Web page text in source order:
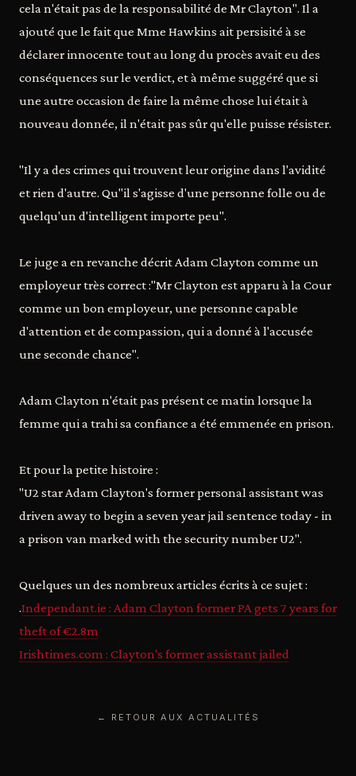
cela n'était pas de la responsabilité de Mr Clayton". Il a
ajouté que le fait que Mme Hawkins ait persisité à se
déclarer innocente tout au long du procès avait eu des
conséquences sur le verdict, et à même suggéré que si
une autre occasion de faire la même chose lui était à
nouveau donnée, il n'était pas sûr qu'elle puisse résister.
"Il y a des crimes qui trouvent leur origine dans l'avidité
et rien d'autre. Qu"il s'agisse d'une personne folle ou de
quelqu'un d'intelligent importe peu".
Le juge a en revanche décrit Adam Clayton comme un
employeur très correct :"Mr Clayton est apparu à la Cour
comme un bon employeur, une personne capable
d'attention et de compassion, qui a donné à l'accusée
une seconde chance".
Adam Clayton n'était pas présent ce matin lorsque la
femme qui a trahi sa confiance a été emmenée en prison.
Et pour la petite histoire :
"U2 star Adam Clayton's former personal assistant was
driven away to begin a seven year jail sentence today - in
a prison van marked with the security number U2".
Quelques un des nombreux articles écrits à ce sujet :
.Independant.ie : Adam Clayton former PA gets 7 years for
theft of €2.8m
Irishtimes.com : Clayton's former assistant jailed
← RETOUR AUX ACTUALITÉS